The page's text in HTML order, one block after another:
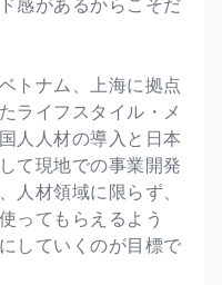
トナム、上海に拠点
ライフスタイル・メ
人人材の導入と日本
て現地での事業開発
人材領域に限らず、
ってもらえるよう
していくのが目標で